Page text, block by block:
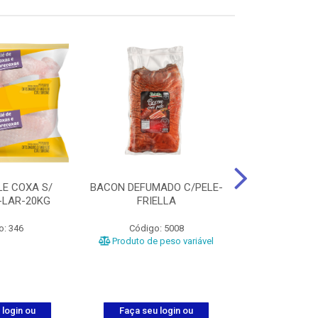
COXA S/
20KG
346
login ou
BACON DEFUMADO C/PELE-
FRIELLA
Código: 5008
Produto de peso variável
Faça seu login ou